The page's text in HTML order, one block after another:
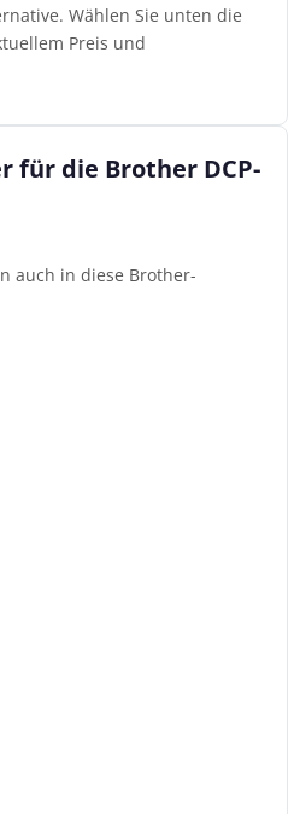
Wählen Sie unten die
Preis und
für die Brother DCP-
auch in diese Brother-